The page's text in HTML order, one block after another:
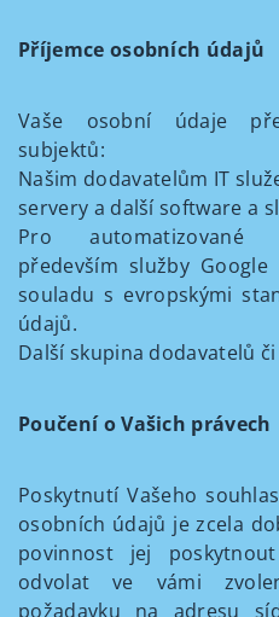
Příjemce osobních údajů
Vaše osobní údaje
subjektů:
Našim dodavatelům IT
servery a další software a
Pro automatizované
především služby
souladu s evropskými
údajů.
Další skupina dodavatelů
Poučení o Vašich právech
Poskytnutí Vašeho
osobních údajů je zcela
povinnost jej
odvolat ve vámi
požadavku na adresu